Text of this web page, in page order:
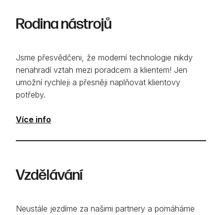
Rodina nástrojů
Jsme přesvědčeni, že moderní technologie nikdy
nenahradí vztah mezi poradcem a klientem! Jen
umožní rychleji a přesněji naplňovat klientovy
potřeby.
Více info
Vzdělávání
Neustále jezdíme za našimi partnery a pomáháme